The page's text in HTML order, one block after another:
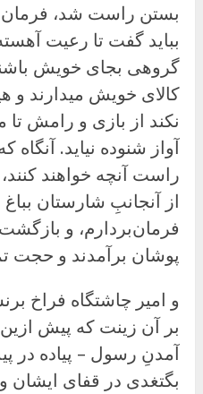
بستن راست شد،
بباید گفت تا رعیت
گروهی بجای خویش
کالای خویش میدارند و
نکند از بازی و رامش تا
آواز شنوده نیاید. آنگاه
راست آنچه خواهند
از آنجانبِ شارستان
فرمان‌بردارم، و
پوشان برآمدند و حجت
و امیر چاشتگاه فراخ
بر آن زینت که پیش
آمدنِ رسول – پیاده در
بگتغدی در قفای ایشان